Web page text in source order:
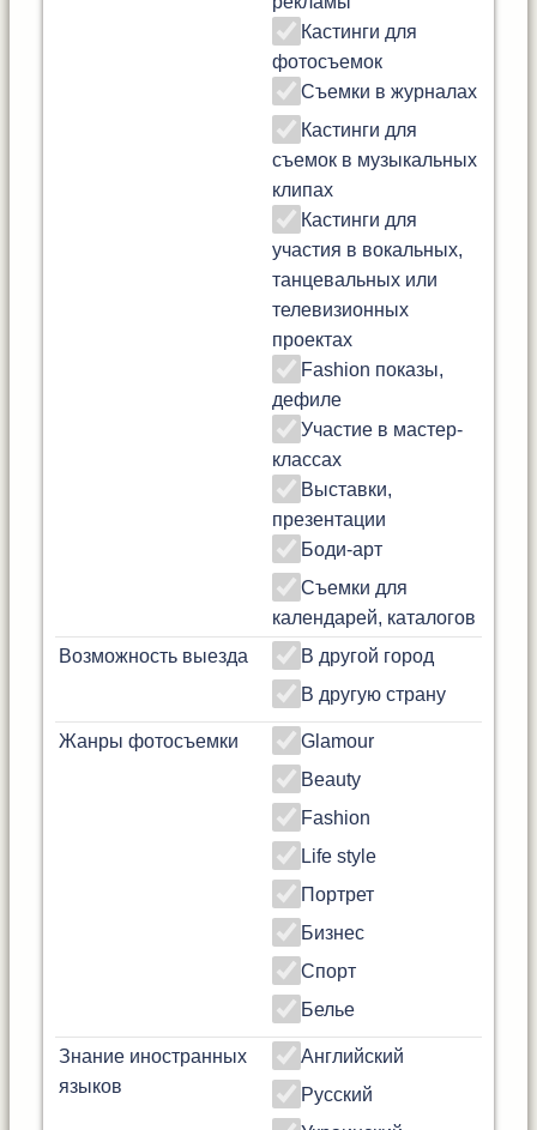
Кастинги для
фотосъемок
Съемки в журналах
Кастинги для
съемок в музыкальных
клипах
Кастинги для
участия в вокальных,
танцевальных или
телевизионных
проектах
Fashion показы,
дефиле
Участие в мастер-
классах
Выставки,
презентации
Боди-арт
Съемки для
календарей, каталогов
Возможность выезда
В другой город
В другую страну
Жанры фотосъемки
Glamour
Beauty
Fashion
Life style
Портрет
Бизнес
Спорт
Белье
Знание иностранных
языков
Английский
Русский